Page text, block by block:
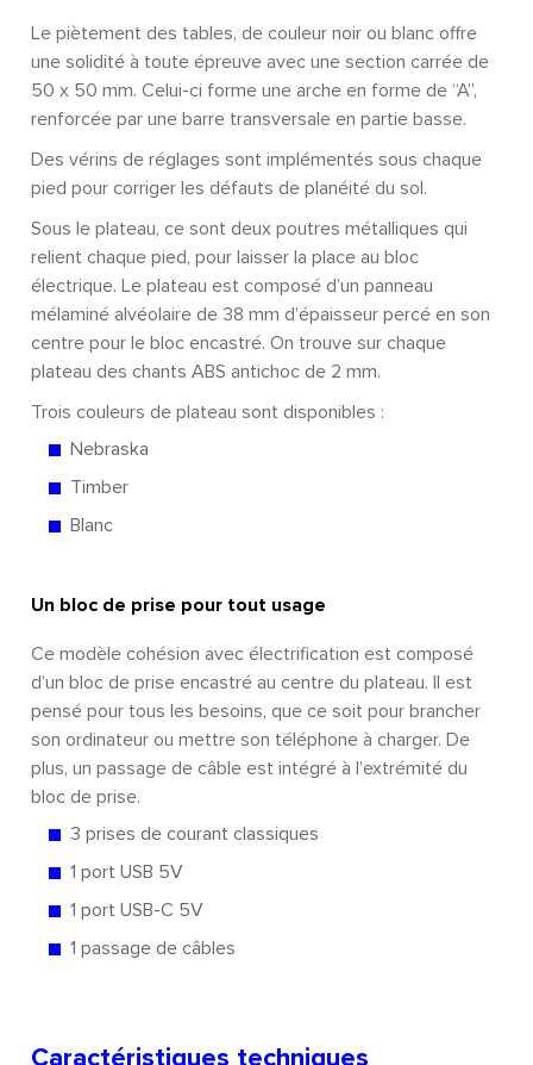
Le piètement des tables, de couleur noir ou blanc offre
une solidité à toute épreuve avec une section carrée de
50 x 50 mm. Celui-ci forme une arche en forme de “A”,
renforcée par une barre transversale en partie basse.
Des vérins de réglages sont implémentés sous chaque
pied pour corriger les défauts de planéité du sol.
Sous le plateau, ce sont deux poutres métalliques qui
relient chaque pied, pour laisser la place au bloc
électrique. Le plateau est composé d’un panneau
mélaminé alvéolaire de 38 mm d’épaisseur percé en son
centre pour le bloc encastré. On trouve sur chaque
plateau des chants ABS antichoc de 2 mm.
Trois couleurs de plateau sont disponibles :
Nebraska
Timber
Blanc
Un bloc de prise pour tout usage
Ce modèle cohésion avec électrification est composé
d’un bloc de prise encastré au centre du plateau. Il est
pensé pour tous les besoins, que ce soit pour brancher
son ordinateur ou mettre son téléphone à charger. De
plus, un passage de câble est intégré à l’extrémité du
bloc de prise.
3 prises de courant classiques
1 port USB 5V
1 port USB-C 5V
1 passage de câbles